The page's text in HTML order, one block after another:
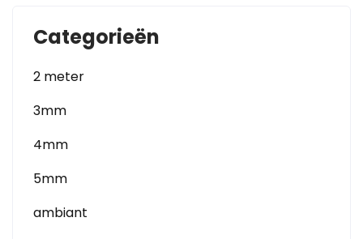
Categorieën
2 meter
3mm
4mm
5mm
ambiant